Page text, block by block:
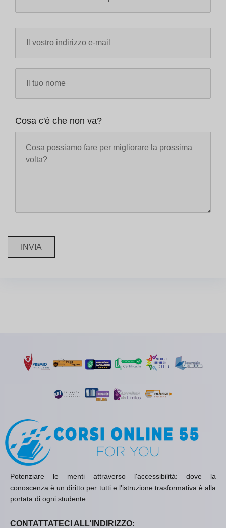
Cosa c'è che non va?
INVIA
Potenziare le menti attraverso l'accessibilità: dove la
conoscenza è un diritto per tutti e l'istruzione trasformativa è alla
portata di ogni studente.
CONTATTATECI ALL'INDIRIZZO: